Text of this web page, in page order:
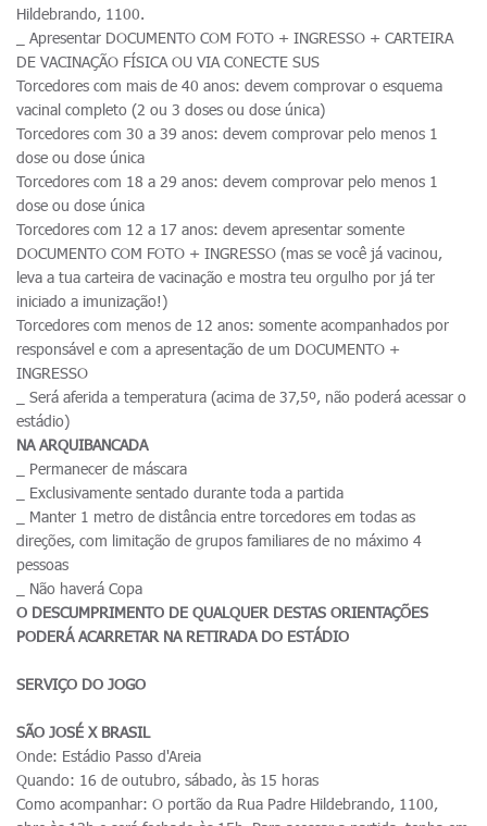
Hildebrando, 1100.
_ Apresentar DOCUMENTO COM FOTO + INGRESSO + CARTEIRA
DE VACINAÇÃO FÍSICA OU VIA CONECTE SUS
Torcedores com mais de 40 anos: devem comprovar o esquema
vacinal completo (2 ou 3 doses ou dose única)
Torcedores com 30 a 39 anos: devem comprovar pelo menos 1
dose ou dose única
Torcedores com 18 a 29 anos: devem comprovar pelo menos 1
dose ou dose única
Torcedores com 12 a 17 anos: devem apresentar somente
DOCUMENTO COM FOTO + INGRESSO (mas se você já vacinou,
leva a tua carteira de vacinação e mostra teu orgulho por já ter
iniciado a imunização!)
Torcedores com menos de 12 anos: somente acompanhados por
responsável e com a apresentação de um DOCUMENTO +
INGRESSO
_ Será aferida a temperatura (acima de 37,5º, não poderá acessar o
estádio)
NA ARQUIBANCADA
_ Permanecer de máscara
_ Exclusivamente sentado durante toda a partida
_ Manter 1 metro de distância entre torcedores em todas as
direções, com limitação de grupos familiares de no máximo 4
pessoas
_ Não haverá Copa
O DESCUMPRIMENTO DE QUALQUER DESTAS ORIENTAÇÕES
PODERÁ ACARRETAR NA RETIRADA DO ESTÁDIO
SERVIÇO DO JOGO
SÃO JOSÉ X BRASIL
Onde: Estádio Passo d'Areia
Quando: 16 de outubro, sábado, às 15 horas
Como acompanhar: O portão da Rua Padre Hildebrando, 1100,